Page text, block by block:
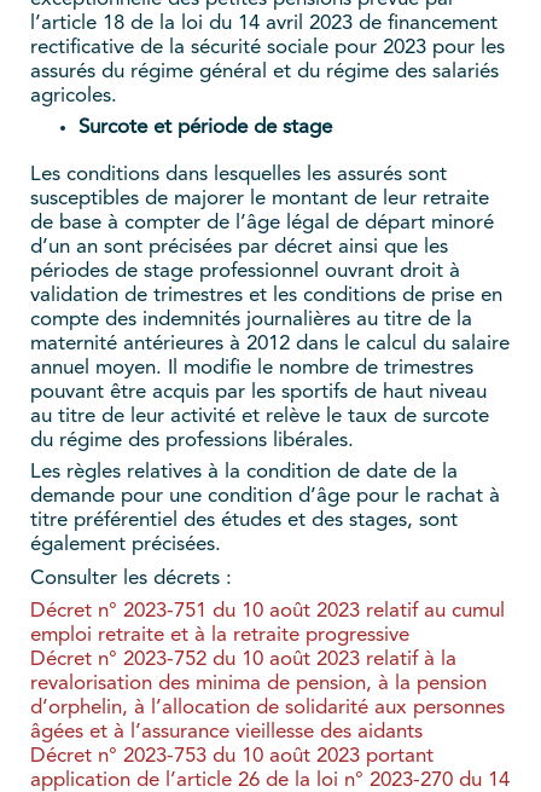
l’article 18 de la loi du 14 avril 2023 de financement
rectificative de la sécurité sociale pour 2023 pour les
assurés du régime général et du régime des salariés
agricoles.
Surcote et période de stage
Les conditions dans lesquelles les assurés sont
susceptibles de majorer le montant de leur retraite
de base à compter de l’âge légal de départ minoré
d’un an sont précisées par décret ainsi que les
périodes de stage professionnel ouvrant droit à
validation de trimestres et les conditions de prise en
compte des indemnités journalières au titre de la
maternité antérieures à 2012 dans le calcul du salaire
annuel moyen. Il modifie le nombre de trimestres
pouvant être acquis par les sportifs de haut niveau
au titre de leur activité et relève le taux de surcote
du régime des professions libérales.
Les règles relatives à la condition de date de la
demande pour une condition d’âge pour le rachat à
titre préférentiel des études et des stages, sont
également précisées.
Consulter les décrets :
Décret n° 2023-751 du 10 août 2023 relatif au cumul
emploi retraite et à la retraite progressive
Décret n° 2023-752 du 10 août 2023 relatif à la
revalorisation des minima de pension, à la pension
d’orphelin, à l’allocation de solidarité aux personnes
âgées et à l’assurance vieillesse des aidants
Décret n° 2023-753 du 10 août 2023 portant
application de l’article 26 de la loi n° 2023-270 du 14